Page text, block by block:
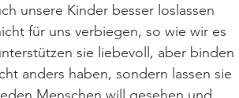
unsere Kinder besser loslassen
für uns verbiegen, so wie wir es
sie liebevoll, aber binden
anders haben, sondern lassen sie